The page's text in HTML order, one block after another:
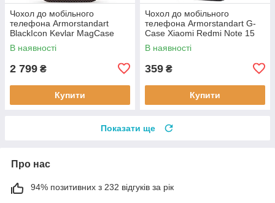
Чохол до мобільного
телефона Armorstandart
BlackIcon Kevlar MagCase
Apple iPhone 17 Sunset
(ARM90153)
В наявності
2 799 ₴
Купити
Чохол до мобільного
телефона Armorstandart G-
Case Xiaomi Redmi Note 15
4G Black (ARM89695)
В наявності
359 ₴
Купити
Показати ще
Про нас
94% позитивних з 232 відгуків за рік